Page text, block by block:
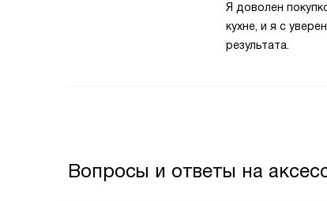
Я доволен
кухне, и я с
результата.
Вопросы и ответы на